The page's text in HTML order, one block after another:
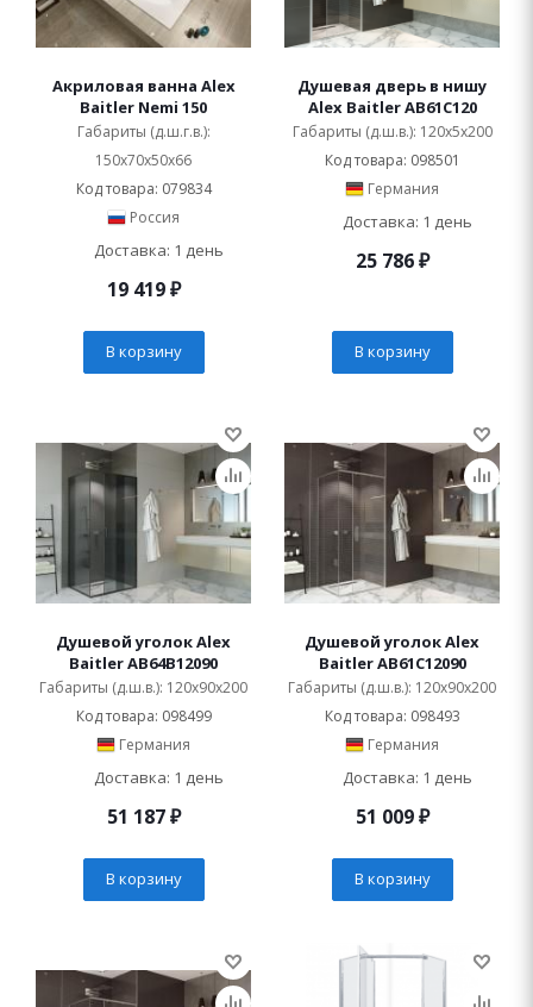
Акриловая ванна Alex
Baitler Nemi 150
Габариты (д.ш.г.в.):
150x70x50x66
Код товара: 079834
Россия
Доставка: 1 день
19 419₽
В корзину
Душевая дверь в нишу
Alex Baitler AB61C120
Габариты (д.ш.в.): 120x5x200
Код товара: 098501
Германия
Доставка: 1 день
25 786₽
В корзину
Душевой уголок Alex
Baitler AB64B12090
Габариты (д.ш.в.): 120x90x200
Код товара: 098499
Германия
Доставка: 1 день
51 187₽
В корзину
Душевой уголок Alex
Baitler AB61C12090
Габариты (д.ш.в.): 120x90x200
Код товара: 098493
Германия
Доставка: 1 день
51 009₽
В корзину